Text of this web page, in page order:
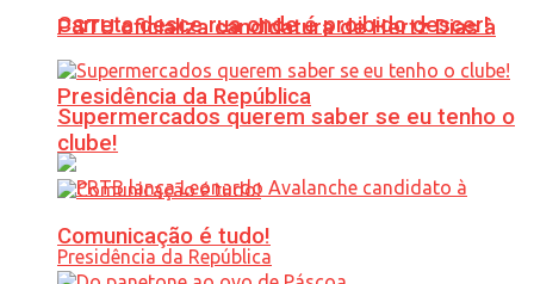
PSTU oficializa candidatura de Hertz Dias à
Presidência da República
Carreta desce rua onde é proibido descer!
Supermercados querem saber se eu tenho o
clube!
Comunicação é tudo!